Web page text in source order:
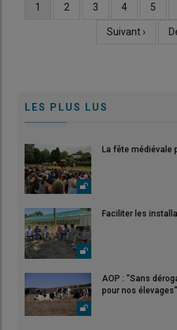
Page
1 Page
2 Page
3 Page
4 Page
5
Page
Suivant ›
LES PLUS LUS
La fête médiévale
Faciliter les
AOP : "Sans
pour nos élevages"